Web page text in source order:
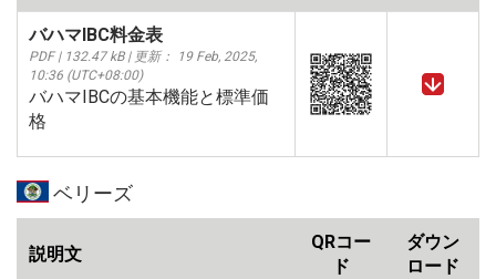
バハマIBC料金表
PDF | 132.47 kB | 更新： 19 Feb, 2025,
10:36 (UTC+08:00)
バハマIBCの基本機能と標準価
格
ベリーズ
説明文
QRコー
ド
ダウン
ロード